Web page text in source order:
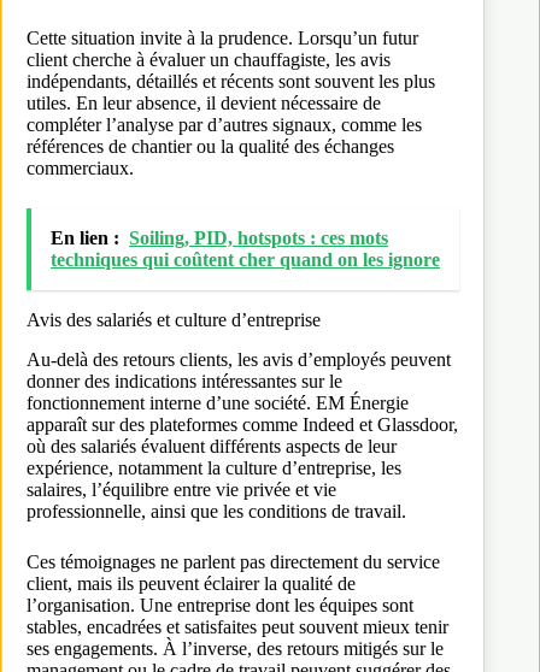
Cette situation invite à la prudence. Lorsqu’un futur
client cherche à évaluer un chauffagiste, les avis
indépendants, détaillés et récents sont souvent les plus
utiles. En leur absence, il devient nécessaire de
compléter l’analyse par d’autres signaux, comme les
références de chantier ou la qualité des échanges
commerciaux.
En lien : Soiling, PID, hotspots : ces mots
techniques qui coûtent cher quand on les ignore
Avis des salariés et culture d’entreprise
Au-delà des retours clients, les avis d’employés peuvent
donner des indications intéressantes sur le
fonctionnement interne d’une société. EM Énergie
apparaît sur des plateformes comme Indeed et Glassdoor,
où des salariés évaluent différents aspects de leur
expérience, notamment la culture d’entreprise, les
salaires, l’équilibre entre vie privée et vie
professionnelle, ainsi que les conditions de travail.
Ces témoignages ne parlent pas directement du service
client, mais ils peuvent éclairer la qualité de
l’organisation. Une entreprise dont les équipes sont
stables, encadrées et satisfaites peut souvent mieux tenir
ses engagements. À l’inverse, des retours mitigés sur le